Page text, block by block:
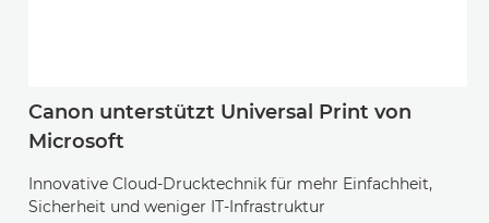
Canon unterstützt Universal Print von
Microsoft
Innovative Cloud-Drucktechnik für mehr Einfachheit,
Sicherheit und weniger IT-Infrastruktur